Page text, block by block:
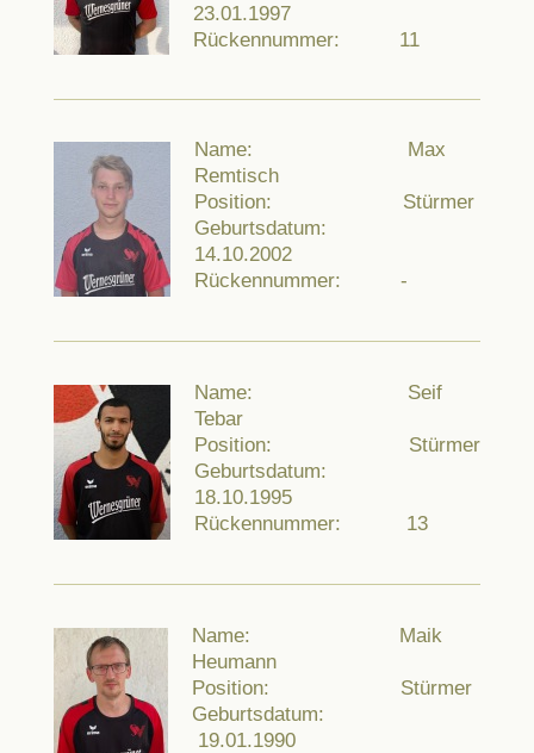
23.01.1997
Rückennummer: 11
Name: Max
Remtisch
Position: Stürmer
Geburtsdatum:
14.10.2002
Rückennummer: -
Name: Seif
Tebar
Position: Stürmer
Geburtsdatum:
18.10.1995
Rückennummer: 13
Name: Maik
Heumann
Position: Stürmer
Geburtsdatum:
19.01.1990